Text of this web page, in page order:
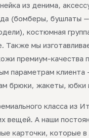
из денима,
(бомберы, бушлаты
костюмная
Также мы
премиум-качества
параметрам клиента
брюки, жакеты, юбки
класса из
вещей. А наши
карточки, которые